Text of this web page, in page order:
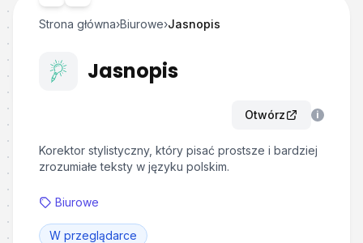
Strona główna›Biurowe›Jasnopis
Jasnopis
Otwórz i
Korektor stylistyczny, który pisać prostsze i bardziej
zrozumiałe teksty w języku polskim.
Biurowe
W przeglądarce